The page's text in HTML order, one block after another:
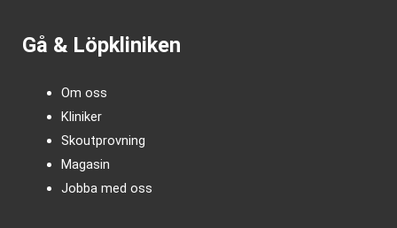
Gå & Löpkliniken
Om oss
Kliniker
Skoutprovning
Magasin
Jobba med oss